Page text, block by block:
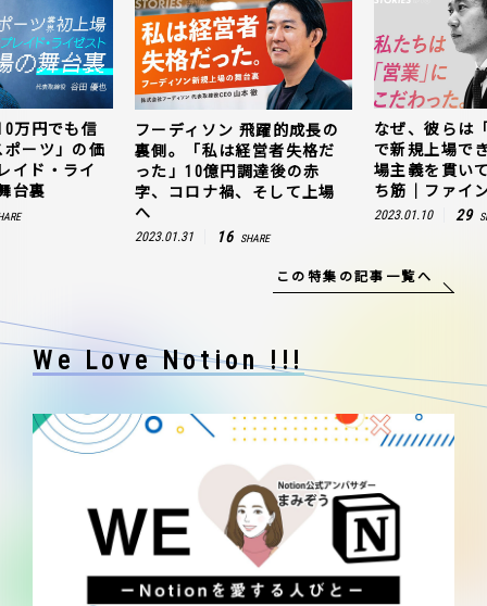
万円でも信
ーツ」の価
イド・ライ
台裏
フーディソン 飛躍的成長の
裏側。「私は経営者失格だ
った」10億円調達後の赤
字、コロナ禍、そして上場
へ
2023.01.31 16 SHARE
なぜ、彼らは
で新規上場で
場主義を貫い
ち筋｜ファイ
2023.01.10 29
この特集の記事一覧へ
We Love Notion !!!